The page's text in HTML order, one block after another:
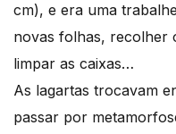
cm), e era uma
novas folhas, recolher
limpar as caixas…
As lagartas trocavam
passar por